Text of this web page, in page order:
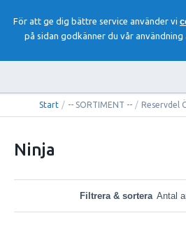
För att ge dig bättre service använder vi
på sidan godkänner du vår användning
Start / -- SORTIMENT -- / Reservdel
Ninja
Filtrera & sortera Antal